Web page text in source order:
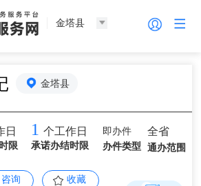
金塔县
金塔县
日
限
1 个工作日
承诺办结时限
即办件
办件类型
全省
通办范围
咨询 收藏